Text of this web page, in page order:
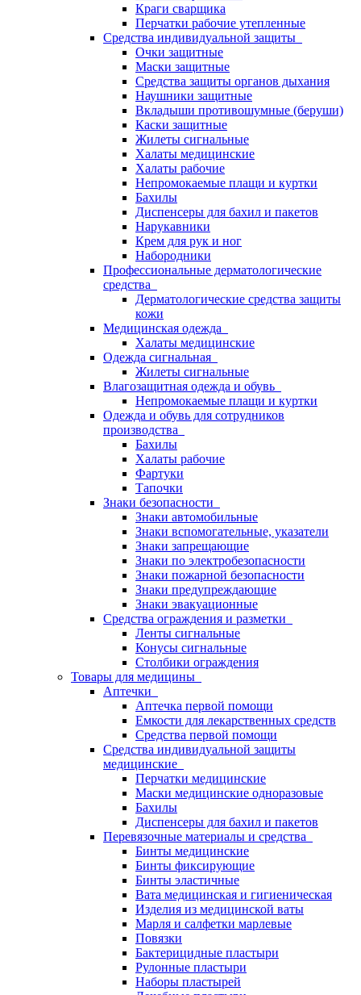
Краги сварщика
Перчатки рабочие утепленные
Средства индивидуальной защиты
Очки защитные
Маски защитные
Средства защиты органов дыхания
Наушники защитные
Вкладыши противошумные (беруши)
Каски защитные
Жилеты сигнальные
Халаты медицинские
Халаты рабочие
Непромокаемые плащи и куртки
Бахилы
Диспенсеры для бахил и пакетов
Нарукавники
Крем для рук и ног
Набородники
Профессиональные дерматологические
средства
Дерматологические средства защиты
кожи
Медицинская одежда
Халаты медицинские
Одежда сигнальная
Жилеты сигнальные
Влагозащитная одежда и обувь
Непромокаемые плащи и куртки
Одежда и обувь для сотрудников
производства
Бахилы
Халаты рабочие
Фартуки
Тапочки
Знаки безопасности
Знаки автомобильные
Знаки вспомогательные, указатели
Знаки запрещающие
Знаки по электробезопасности
Знаки пожарной безопасности
Знаки предупреждающие
Знаки эвакуационные
Средства ограждения и разметки
Ленты сигнальные
Конусы сигнальные
Столбики ограждения
Товары для медицины
Аптечки
Аптечка первой помощи
Емкости для лекарственных средств
Средства первой помощи
Средства индивидуальной защиты
медицинские
Перчатки медицинские
Маски медицинские одноразовые
Бахилы
Диспенсеры для бахил и пакетов
Перевязочные материалы и средства
Бинты медицинские
Бинты фиксирующие
Бинты эластичные
Вата медицинская и гигиеническая
Изделия из медицинской ваты
Марля и салфетки марлевые
Повязки
Бактерицидные пластыри
Рулонные пластыри
Наборы пластырей